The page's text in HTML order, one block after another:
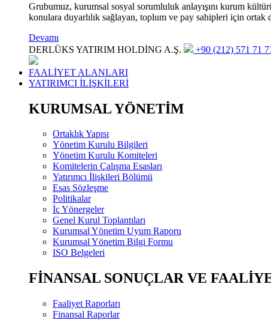
Grubumuz, kurumsal sosyal sorumluluk anlayışını kurum
konulara duyarlılık sağlayan, toplum ve pay sahipleri için ortak
Devamı
DERLÜKS YATIRIM HOLDİNG A.Ş.
+90 (212) 571 71
FAALİYET ALANLARI
YATIRIMCI İLİŞKİLERİ
KURUMSAL YÖNETİM
Ortaklık Yapısı
Yönetim Kurulu Bilgileri
Yönetim Kurulu Komiteleri
Komitelerin Çalışma Esasları
Yatırımcı İlişkileri Bölümü
Esas Sözleşme
Politikalar
İç Yönergeler
Genel Kurul Toplantıları
Kurumsal Yönetim Uyum Raporu
Kurumsal Yönetim Bilgi Formu
ISO Belgeleri
FİNANSAL SONUÇLAR VE
Faaliyet Raporları
Finansal Raporlar